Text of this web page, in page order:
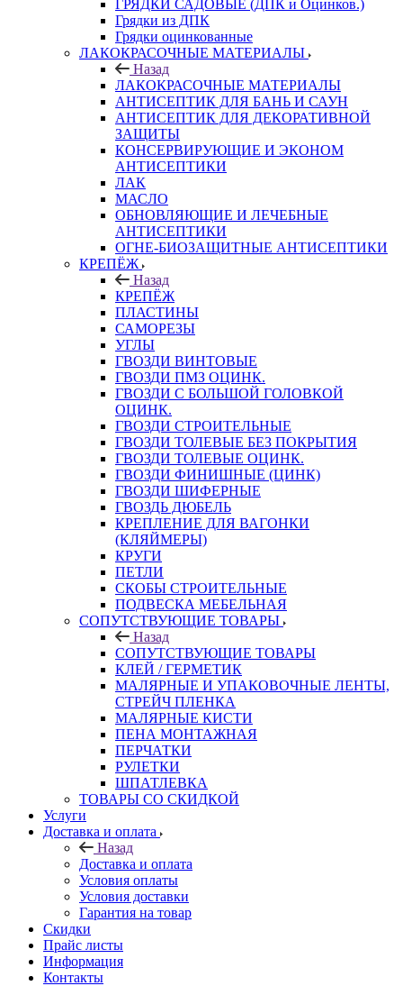
ГРЯДКИ САДОВЫЕ (ДПК и Оцинков.)
Грядки из ДПК
Грядки оцинкованные
ЛАКОКРАСОЧНЫЕ МАТЕРИАЛЫ
Назад
ЛАКОКРАСОЧНЫЕ МАТЕРИАЛЫ
АНТИСЕПТИК ДЛЯ БАНЬ И САУН
АНТИСЕПТИК ДЛЯ ДЕКОРАТИВНОЙ
ЗАЩИТЫ
КОНСЕРВИРУЮЩИЕ И ЭКОНОМ
АНТИСЕПТИКИ
ЛАК
МАСЛО
ОБНОВЛЯЮЩИЕ И ЛЕЧЕБНЫЕ
АНТИСЕПТИКИ
ОГНЕ-БИОЗАЩИТНЫЕ АНТИСЕПТИКИ
КРЕПЁЖ
Назад
КРЕПЁЖ
ПЛАСТИНЫ
САМОРЕЗЫ
УГЛЫ
ГВОЗДИ ВИНТОВЫЕ
ГВОЗДИ ПМЗ ОЦИНК.
ГВОЗДИ С БОЛЬШОЙ ГОЛОВКОЙ
ОЦИНК.
ГВОЗДИ СТРОИТЕЛЬНЫЕ
ГВОЗДИ ТОЛЕВЫЕ БЕЗ ПОКРЫТИЯ
ГВОЗДИ ТОЛЕВЫЕ ОЦИНК.
ГВОЗДИ ФИНИШНЫЕ (ЦИНК)
ГВОЗДИ ШИФЕРНЫЕ
ГВОЗДЬ ДЮБЕЛЬ
КРЕПЛЕНИЕ ДЛЯ ВАГОНКИ
(КЛЯЙМЕРЫ)
КРУГИ
ПЕТЛИ
СКОБЫ СТРОИТЕЛЬНЫЕ
ПОДВЕСКА МЕБЕЛЬНАЯ
СОПУТСТВУЮЩИЕ ТОВАРЫ
Назад
СОПУТСТВУЮЩИЕ ТОВАРЫ
КЛЕЙ / ГЕРМЕТИК
МАЛЯРНЫЕ И УПАКОВОЧНЫЕ ЛЕНТЫ,
СТРЕЙЧ ПЛЕНКА
МАЛЯРНЫЕ КИСТИ
ПЕНА МОНТАЖНАЯ
ПЕРЧАТКИ
РУЛЕТКИ
ШПАТЛЕВКА
ТОВАРЫ СО СКИДКОЙ
Услуги
Доставка и оплата
Назад
Доставка и оплата
Условия оплаты
Условия доставки
Гарантия на товар
Скидки
Прайс листы
Информация
Контакты